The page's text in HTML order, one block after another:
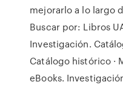
mejorarlo a lo largo
Buscar por: Libros
Investigación.
Catálogo histórico ·
eBooks.